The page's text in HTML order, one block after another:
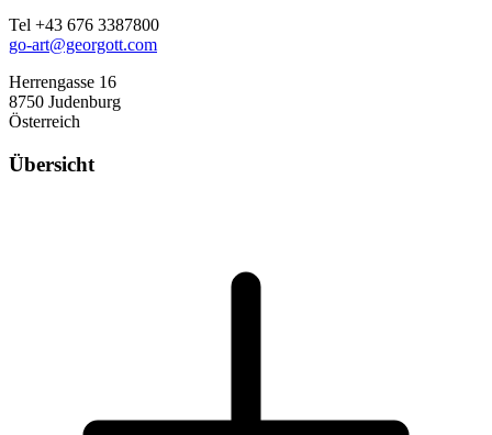
Tel +43 676 3387800
go-art@georgott.com
Herrengasse 16
8750 Judenburg
Österreich
Übersicht